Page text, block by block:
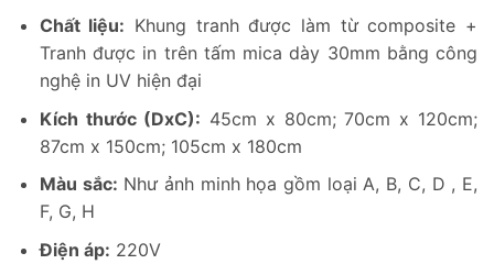
Chất liệu: Khung tranh được làm từ composite +
Tranh được in trên tấm mica dày 30mm bằng công
nghệ in UV hiện đại
Kích thước (DxC): 45cm x 80cm; 70cm x 120cm;
87cm x 150cm; 105cm x 180cm
Màu sắc: Như ảnh minh họa gồm loại A, B, C, D , E,
F, G, H
Điện áp: 220V